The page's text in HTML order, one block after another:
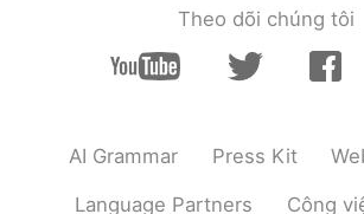
"you don't belong here"라
타까운 거 같아요
@Jeongyeon Jayne 정연
it's so frustrating! And the
Theo dõi chúng tôi
AI Grammar Press Kit
Language Partners Công